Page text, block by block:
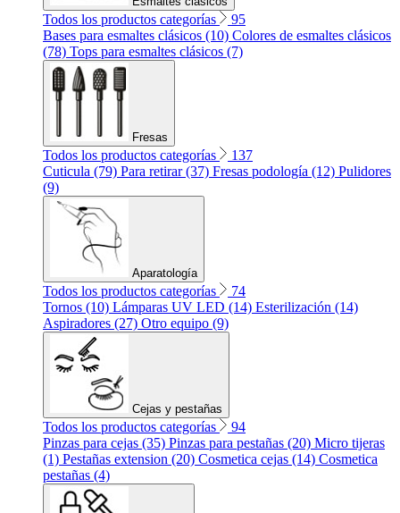
Todos los productos categorías
95
Bases para esmaltes clásicos (10) Colores de esmaltes clásicos
(78) Tops para esmaltes clásicos (7)
Fresas
Todos los productos categorías
137
Cuticula (79) Para retirar (37) Fresas podología (12) Pulidores
(9)
Aparatología
Todos los productos categorías
74
Tornos (10) Lámparas UV LED (14) Esterilización (14)
Aspiradores (27) Otro equipo (9)
Cejas y pestañas
Todos los productos categorías
94
Pinzas para cejas (35) Pinzas para pestañas (20) Micro tijeras
(1) Pestañas extension (20) Cosmetica cejas (14) Cosmetica
pestañas (4)